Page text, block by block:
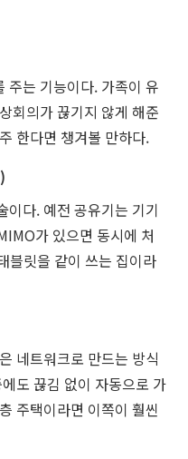
주는 기능이다. 가족이 유
회의가 끊기지 않게 해준
한다면 챙겨볼 만하다.
이다. 예전 공유기는 기기
가 있으면 동시에 처
블릿을 같이 쓰는 집이라
네트워크로 만드는 방식
도 끊김 없이 자동으로 가
주택이라면 이쪽이 훨씬